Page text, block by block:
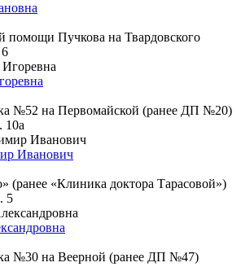
помощи Пучкова на Твардовского
№52 на Первомайской (ранее ДП №20)
10а
Иванович
(ранее «Клиника доктора Тарасовой»)
5
№30 на Веерной (ранее ДП №47)